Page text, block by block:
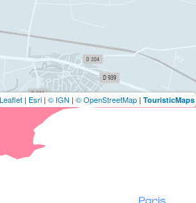
Leaflet | Esri | © IGN | © OpenStreetMap | TouristicMaps